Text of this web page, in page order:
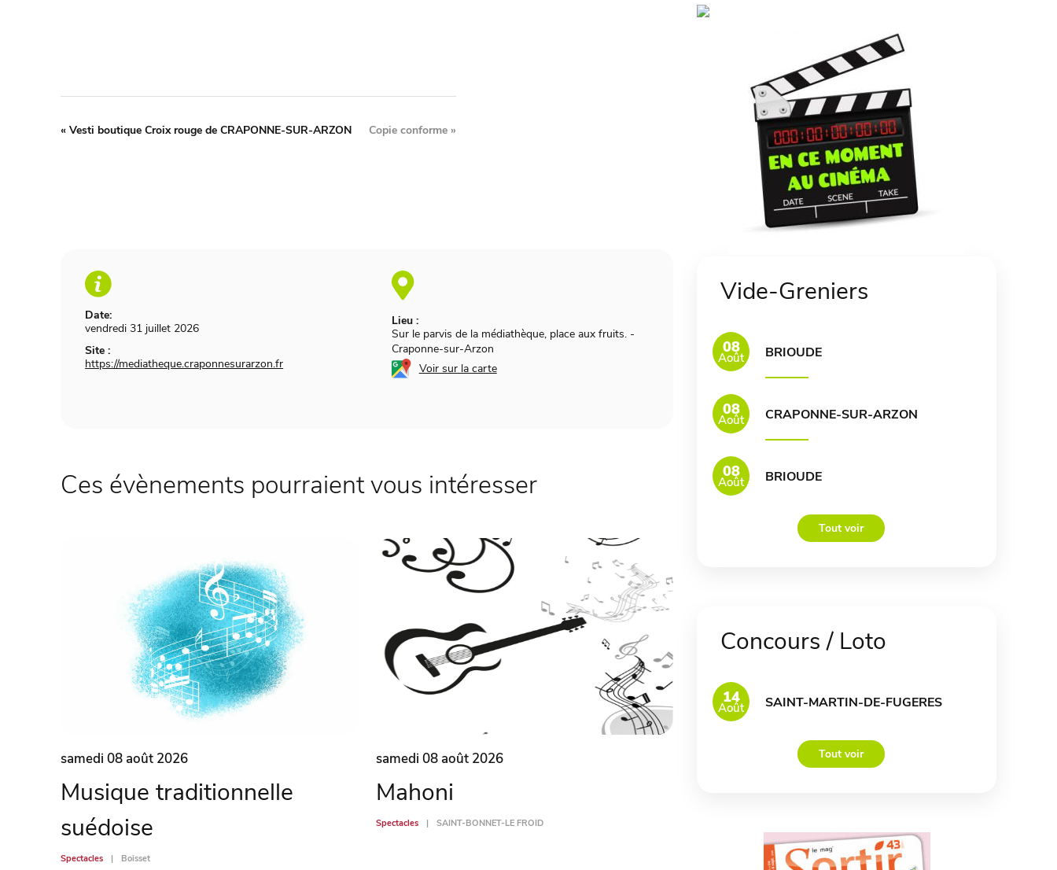
Date:
vendredi 31 juillet 2026
Site :
https://mediatheque.craponnesurarzon.fr
Lieu :
Sur le parvis de la médiathèque, place aux fruits. -
Craponne-sur-Arzon
Voir sur la carte
« Vesti boutique Croix rouge de CRAPONNE-SUR-ARZON Copie conforme »
Ces évènements pourraient vous intéresser
samedi 08 août 2026
Musique traditionnelle
suédoise
Spectacles Boisset
samedi 08 août 2026
Mahoni
Spectacles SAINT-BONNET-LE FROID
Vide-Greniers
08
Août BRIOUDE
08
Août CRAPONNE-SUR-ARZON
08
Août BRIOUDE
Tout voir
Concours / Loto
14
Août SAINT-MARTIN-DE-FUGERES
Tout voir